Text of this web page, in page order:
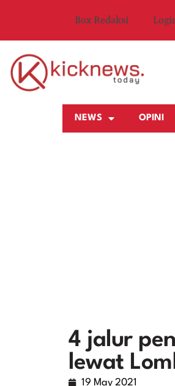
Box Redaksi
NEWS OPINI
4 jalur
lewat
19 May 2021